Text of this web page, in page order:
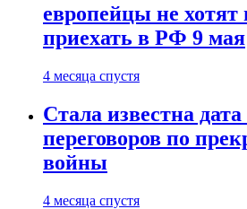
европейцы не
приехать в РФ 9 мая
4 месяца спустя
Стала известна
переговоров по
войны
4 месяца спустя